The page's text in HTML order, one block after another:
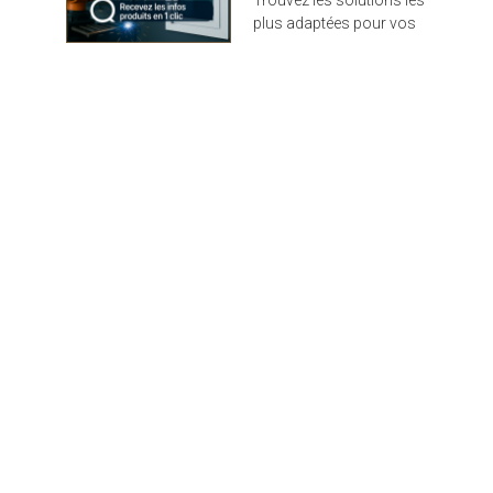
très rapide. Solozip de
Griesser est disponible
plus adaptées pour vos